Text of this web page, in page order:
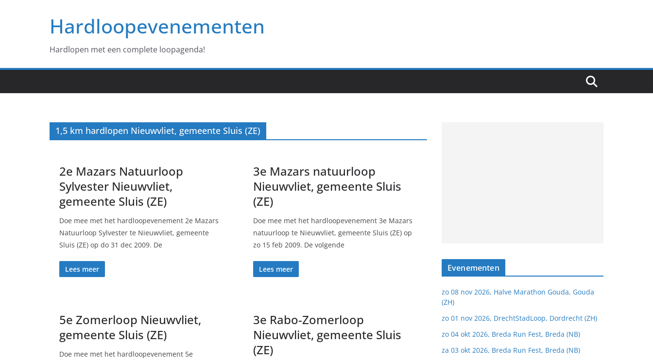
Hardloopevenementen
Hardlopen met een complete loopagenda!
1,5 km hardlopen Nieuwvliet, gemeente Sluis (ZE)
2e Mazars Natuurloop
Sylvester Nieuwvliet,
gemeente Sluis (ZE)
Doe mee met het hardloopevenement 2e Mazars
Natuurloop Sylvester te Nieuwvliet, gemeente
Sluis (ZE) op do 31 dec 2009. De
Lees meer
3e Mazars natuurloop
Nieuwvliet, gemeente Sluis
(ZE)
Doe mee met het hardloopevenement 3e Mazars
natuurloop te Nieuwvliet, gemeente Sluis (ZE) op
zo 15 feb 2009. De volgende
Lees meer
5e Zomerloop Nieuwvliet,
gemeente Sluis (ZE)
Doe mee met het hardloopevenement 5e
3e Rabo-Zomerloop
Nieuwvliet, gemeente Sluis
(ZE)
Evenementen
zo 08 nov 2026, Halve Marathon Gouda, Gouda
(ZH)
zo 01 nov 2026, DrechtStadLoop, Dordrecht (ZH)
zo 04 okt 2026, Breda Run Fest, Breda (NB)
za 03 okt 2026, Breda Run Fest, Breda (NB)